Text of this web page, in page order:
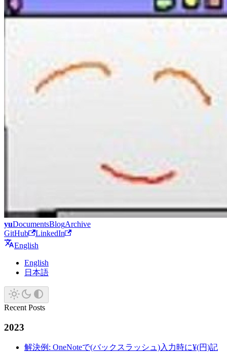
yuDocumentsBlogArchive
GitHub
LinkedIn
English
English
日本語
Recent Posts
2023
解決例: OneNoteで(バックスラッシュ)入力時に¥(円)記